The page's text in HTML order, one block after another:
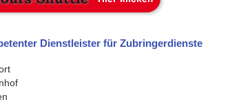
Dienstleister für Zubringerdienste